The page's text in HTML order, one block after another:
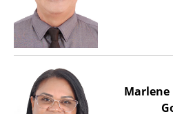
Marlene